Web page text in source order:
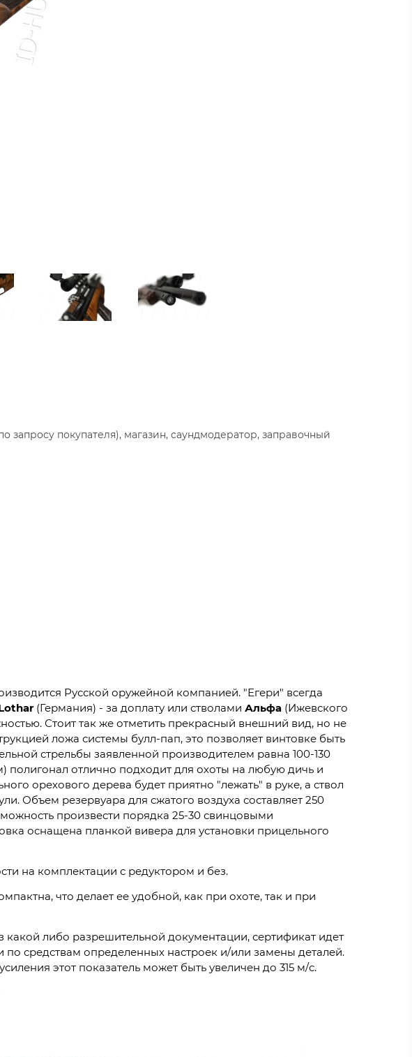
запросу покупателя), магазин, саундмодератор, заправочный
Русской оружейной компанией. "Егери" всегда
(Германия) - за доплату или стволами Альфа (Ижевского
Стоит так же отметить прекрасный внешний вид, но не
ложа системы булл-пап, это позволяет винтовке быть
стрельбы заявленной производителем равна 100-130
полигонал отлично подходит для охоты на любую дичь и
орехового дерева будет приятно "лежать" в руке, а ствол
Объем резервуара для сжатого воздуха составляет 250
произвести порядка 25-30 свинцовыми
оснащена планкой вивера для установки прицельного
на комплектации с редуктором и без.
что делает ее удобной, как при охоте, так и при
либо разрешительной документации, сертификат идет
средствам определенных настроек и/или замены деталей.
этот показатель может быть увеличен до 315 м/с.